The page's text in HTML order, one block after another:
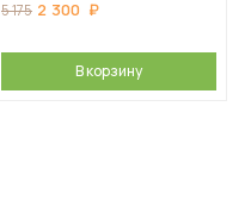
5 175 2 300
В корзину